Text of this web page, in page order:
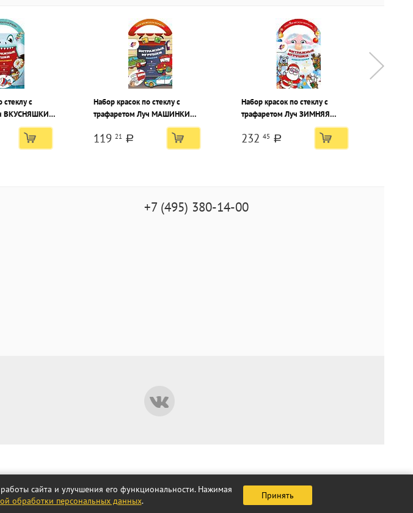
стеклу с
ВКУСНЯШКИ
по 5 мл
Набор красок по стеклу с
трафаретом Луч МАШИНКИ
ассорти 6 цветов по 5 мл
119 21 a
Набор красок по стеклу с
трафаретом Луч ЗИМНЯЯ
СКАЗКА ассорти 6 цветов по 5
мл
232 45 a
+7 (495) 380-14-00
сайта и улучшения его функциональности. Нажимая
обработки персональных данных. Принять